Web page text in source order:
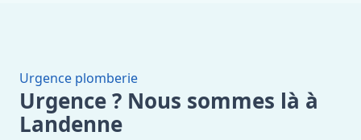
Urgence plomberie
Urgence ? Nous sommes là à
Landenne